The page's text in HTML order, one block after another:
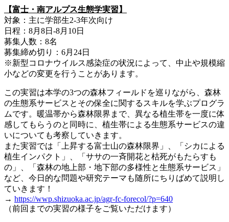
【富士・南アルプス生態学実習】
対象：主に学部生2-3年次向け
日程：8月8日-8月10日
募集人数：8名
募集締め切り：6月24日
※新型コロナウイルス感染症の状況によって、中止や規模縮
小などの変更を行うことがあります。
この実習は本学の3つの森林フィールドを巡りながら、森林
の生態系サービスとその保全に関するスキルを学ぶプログラ
ムです。暖温帯から森林限界まで、異なる植生帯を一度に体
感してもらうのと同時に、植生帯による生態系サービスの違
いについても考察していきます。
また実習では「上昇する富士山の森林限界」、「シカによる
植生インパクト」、「ササの一斉開花と枯死がもたらすも
の」、「森林の地上部・地下部の多様性と生態系サービス」
など、今日的な問題や研究テーマも随所にちりばめて説明し
ていきます！
→ https://wwp.shizuoka.ac.jp/agr-fc-forecol/?p=640
（前回までの実習の様子をご覧いただけます）